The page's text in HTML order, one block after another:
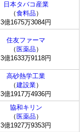
日本タバコ産業
（食料品 ）
3億1675万3084円
住友ファーマ
（ 医薬品 ）
3億1633万9118円
高砂熱学工業
（建設業）
3億1917万4936円
協和キリン
（ 医薬品 ）
3億1927万9353円